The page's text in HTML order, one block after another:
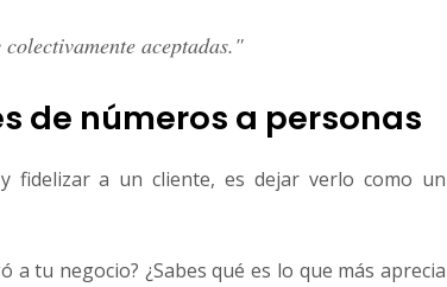
aceptadas."
de números a personas
fidelizar a un cliente, es dejar verlo como un
a tu negocio? ¿Sabes qué es lo que más aprecia